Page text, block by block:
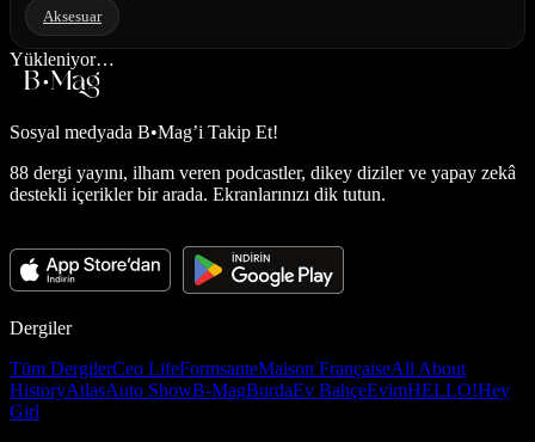
Aksesuar
Yükleniyor…
Sosyal medyada B•Mag’i Takip Et!
88 dergi yayını, ilham veren podcastler, dikey diziler ve yapay zekâ
destekli içerikler bir arada. Ekranlarınızı dik tutun.
Dergiler
Tüm DergilerCeo LifeFormsanteMaison FrançaiseAll About
HistoryAtlasAuto ShowB-MagBurdaEv BahçeEvimHELLO!Hey
Girl